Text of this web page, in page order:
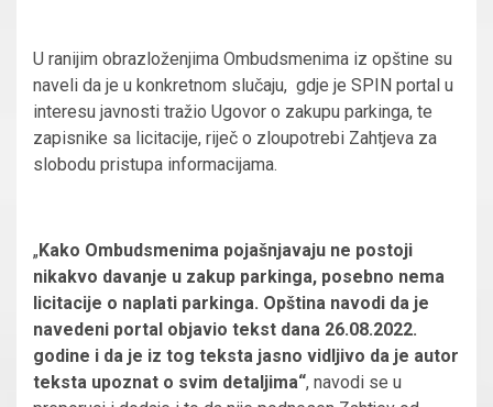
U ranijim obrazloženjima Ombudsmenima iz opštine su
naveli da je u konkretnom slučaju, gdje je SPIN portal u
interesu javnosti tražio Ugovor o zakupu parkinga, te
zapisnike sa licitacije, riječ o zloupotrebi Zahtjeva za
slobodu pristupa informacijama.
„Kako Ombudsmenima pojašnjavaju ne postoji
nikakvo davanje u zakup parkinga, posebno nema
licitacije o naplati parkinga. Opština navodi da je
navedeni portal objavio tekst dana 26.08.2022.
godine i da je iz tog teksta jasno vidljivo da je autor
teksta upoznat o svim detaljima“, navodi se u